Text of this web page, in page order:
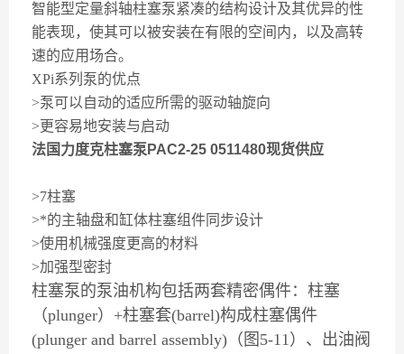
智能型定量斜轴柱塞泵紧凑的结构设计及其优异的性
能表现，使其可以被安装在有限的空间内，以及高转
速的应用场合。
XPi系列泵的优点
>泵可以自动的适应所需的驱动轴旋向
>更容易地安装与启动
法国力度克柱塞泵PAC2-25 0511480现货供应
>7柱塞
>*的主轴盘和缸体柱塞组件同步设计
>使用机械强度更高的材料
>加强型密封
柱塞泵的泵油机构包括两套精密偶件：柱塞
（plunger）+柱塞套(barrel)构成柱塞偶件
(plunger and barrel assembly)（图5-11）、出油阀